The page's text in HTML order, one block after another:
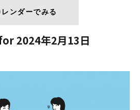
レンダーでみる
2024年2月13日